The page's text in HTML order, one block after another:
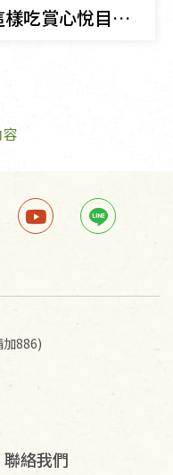
春日朝食也能很夢幻！這樣吃賞心悅目又養生！
加886)
聯絡我們